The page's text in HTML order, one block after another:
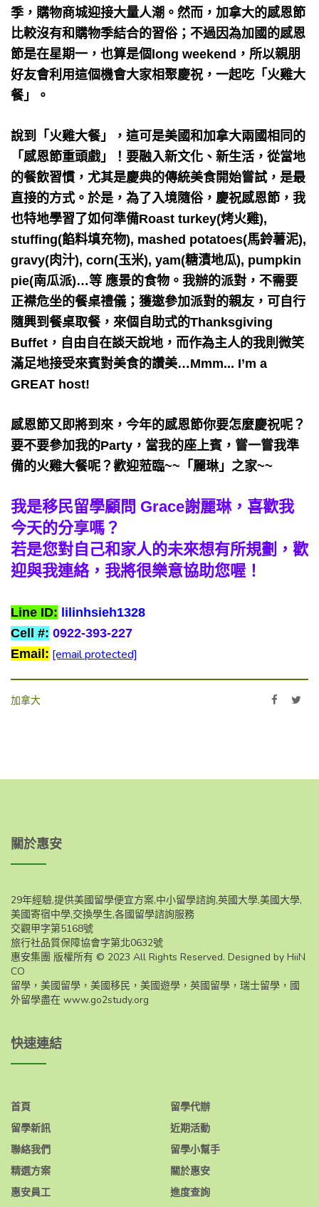
季，購物商城迎接大量人潮。然而，加拿大的感恩節
比較沒有和購物季結合的習俗；不過因為加國的感恩
節是在星期一，也算是個long weekend，所以親朋
好友會利用這個機會大家相聚慶祝，一起吃「火雞大
餐」。
說到「火雞大餐」，這可是美國和加拿大兩國相同的
「感恩節重頭戲」！要融入新文化、新生活，從當地
的餐飲習慣，尤其是慶典的傳統美食開始嘗試，是最
直接的方式。於是，為了入境隨俗，慶祝感恩節，我
也特地學習了如何準備Roast turkey(烤火雞),
stuffing(餡料填充物), mashed potatoes(馬鈴薯泥),
gravy(肉汁), corn(玉米), yam(糖漬地瓜), pumpkin
pie(南瓜派)…等 應景的食物。我辦的派對，不需要
正襟危坐的餐桌禮儀；獲邀參加派對的親友，可自行
隨興到餐桌取餐，來個自助式的Thanksgiving
Buffet，自由自在談天說地，而作為主人的我則微笑
滿足地接受來賓對美食的讚美…Mmm... I’m a
GREAT host!
感恩節又即將到來，今年的感恩節你要怎麼慶祝呢？
要不要參加我的Party，當我的座上賓，嘗一嘗我準
備的火雞大餐呢？歡迎蒞臨~~「麗琳」之家~~
我是移民留學顧問 Grace謝麗琳，喜歡我
今天的分享嗎？
若是您對自己和家人的未來想有所規劃，歡
迎與我連絡，我將很樂意協助您喔！
Line ID: lilinhsieh1328
Cell #: 0922-393-227
Email: [email protected]
加拿大
關於惠安
29年經驗,提供美國留學便宜方案,中小留學諮詢,英國大學,美國大學,
美國寄宿中學,交換學生,各國留學諮詢服務
交觀甲字第5168號
旅行社品質保障協會字第北0632號
惠安集團 版權所有 © 2023 All Rights Reserved. Designed by HiiN
CO
留學，美國留學，美國移民，美國遊學，英國留學，瑞士留學，國
外留學盡在 www.go2study.org
快速連結
首頁
留學新訊
聯絡我們
精選方案
惠安員工
留學代辦
近期活動
留學小幫手
關於惠安
進度查詢